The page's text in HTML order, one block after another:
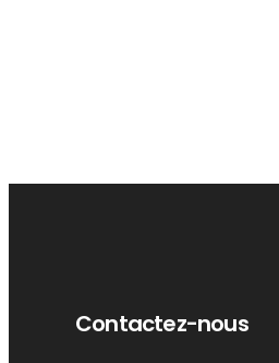
Contactez-nous